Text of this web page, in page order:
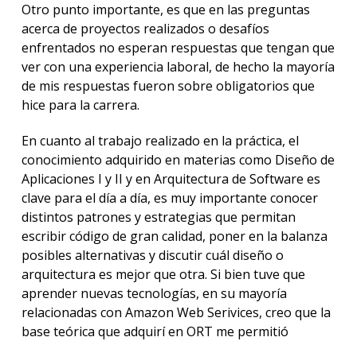
Otro punto importante, es que en las preguntas
acerca de proyectos realizados o desafíos
enfrentados no esperan respuestas que tengan que
ver con una experiencia laboral, de hecho la mayoría
de mis respuestas fueron sobre obligatorios que
hice para la carrera.
En cuanto al trabajo realizado en la práctica, el
conocimiento adquirido en materias como Diseño de
Aplicaciones I y II y en Arquitectura de Software es
clave para el día a día, es muy importante conocer
distintos patrones y estrategias que permitan
escribir código de gran calidad, poner en la balanza
posibles alternativas y discutir cuál diseño o
arquitectura es mejor que otra. Si bien tuve que
aprender nuevas tecnologías, en su mayoría
relacionadas con Amazon Web Serivices, creo que la
base teórica que adquirí en ORT me permitió